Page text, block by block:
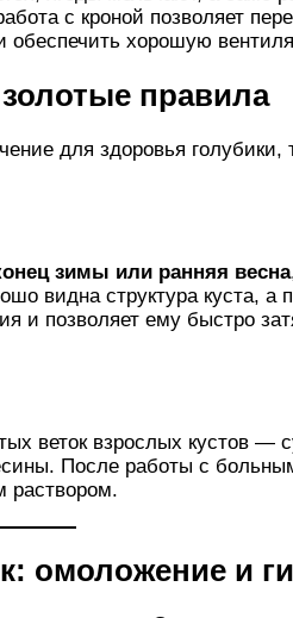
с кроной позволяет
обеспечить хорошую
правила
для здоровья голубики,
зимы или ранняя весна
видна структура куста, а
и позволяет ему быстро
веток взрослых кустов —
После работы с
раствором.
омоложение и